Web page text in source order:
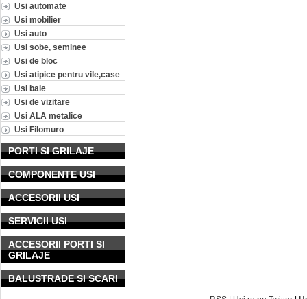
Usi automate
Usi mobilier
Usi auto
Usi sobe, seminee
Usi de bloc
Usi atipice pentru vile,case
Usi baie
Usi de vizitare
Usi ALA metalice
Usi Filomuro
PORTI SI GRILAJE
COMPONENTE USI
ACCESORII USI
SERVICII USI
ACCESORII PORTI SI
GRILAJE
BALUSTRADE SI SCARI